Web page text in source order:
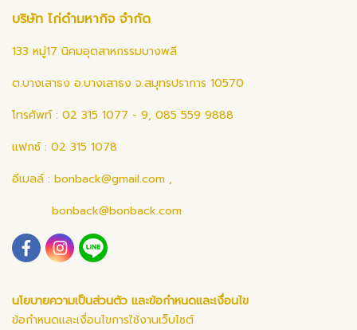
บริษัท ไก่ดำมหากิจ จำกัด
133 หมู่17 นิคมอุตสาหกรรมบางพลี
ต.บางเสาธง อ.บางเสาธง จ.สมุทรปราการ 10570
โทรศัพท์ : 02 315 1077 - 9, 085 559 9888
แฟกซ์ : 02 315 1078
อีเมลล์ : bonback@gmail.com ,
bonback@bonback.com
นโยบายความเป็นส่วนตัว และข้อกำหนดและเงื่อนไข
ข้อกำหนดและเงื่อนไขการใช้งานเว็บไซต์